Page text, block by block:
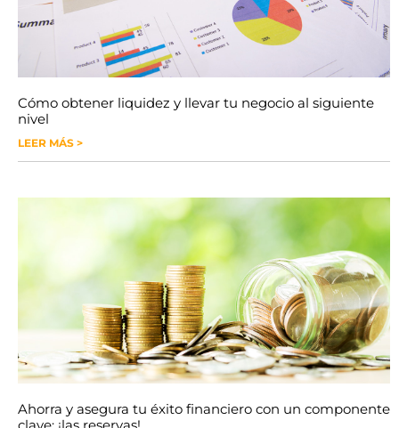
Cómo obtener liquidez y llevar tu negocio al siguiente
nivel
LEER MÁS >
Ahorra y asegura tu éxito financiero con un componente